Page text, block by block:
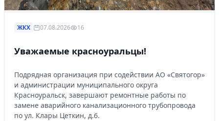
ЖКХ 07.08.2026 16
Уважаемые красноуральцы!
Подрядная организация при содействии АО «Святогор»
и администрации муниципального округа
Красноуральск, завершают ремонтные работы по
замене аварийного канализационного трубопровода
по ул. Клары Цеткин, д.6.